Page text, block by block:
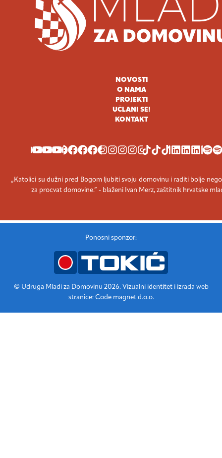
NOVOSTI
O NAMA
PROJEKTI
UČLANI SE!
KONTAKT
YOUTUBEFACEBOOKINSTAGRAMTIKTOKLINKEDIN
„Katolici su dužni pred Bogom ljubiti svoju domovinu i raditi bolje
za procvat domovine.” - blaženi Ivan Merz, zaštitnik hrvatske
Ponosni sponzor:
© Udruga Mladi za Domovinu 2026. Vizualni identitet i izrada web
stranice: Code magnet d.o.o.